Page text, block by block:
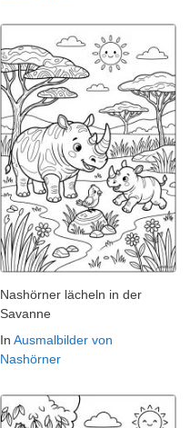
Nashörner lächeln in der
Savanne
In Ausmalbilder von
Nashörner